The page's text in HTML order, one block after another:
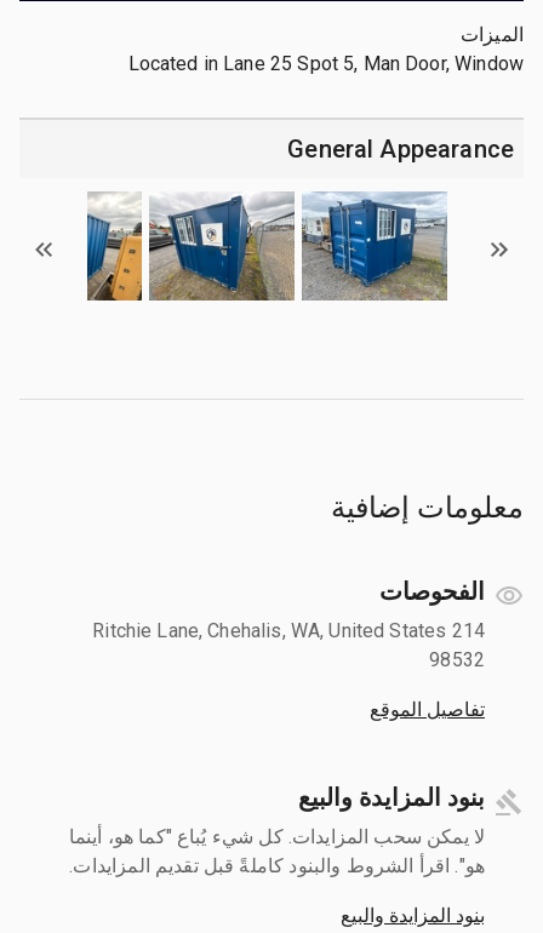
الميزات
Located in Lane 25 Spot 5, Man Door, Window
General Appearance
معلومات إضافية
الفحوصات
214 Ritchie Lane, Chehalis, WA, United States
98532
تفاصيل الموقع
بنود المزايدة والبيع
لا يمكن سحب المزايدات. كل شيء يُباع "كما هو، أينما
هو". اقرأ الشروط والبنود كاملةً قبل تقديم المزايدات.
بنود المزايدة والبيع